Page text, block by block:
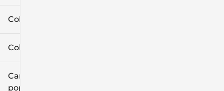
Color exterior
Color interior
Características
populares